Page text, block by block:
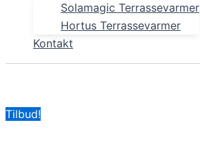
Solamagic Terrassevarmer
Hortus Terrassevarmer
Kontakt
Tilbud!